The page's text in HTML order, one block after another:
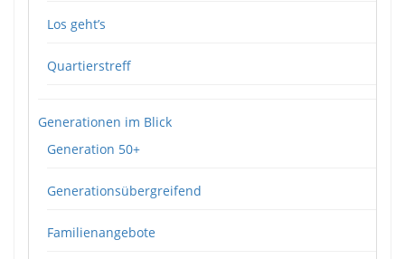
Los geht’s
Quartierstreff
Generationen im Blick
Generation 50+
Generationsübergreifend
Familienangebote